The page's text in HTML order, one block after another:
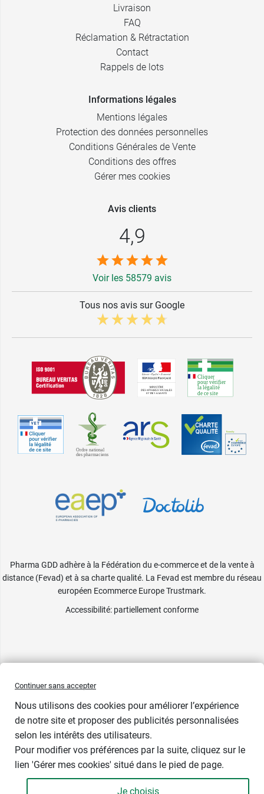
Couleur
Livraison
FAQ
Réclamation & Rétractation
Contact
Rappels de lots
Informations légales
Mentions légales
Protection des données personnelles
Conditions Générales de Vente
Conditions des offres
Gérer mes cookies
Avis clients
4,9
Voir les 58579 avis
Tous nos avis sur Google
Pharma GDD adhère à la Fédération du e-commerce et de la vente à
distance (Fevad) et à sa charte qualité. La Fevad est membre du réseau
européen Ecommerce Europe Trustmark.
Accessibilité: partiellement conforme
Continuer sans accepter
Nous utilisons des cookies pour améliorer l’expérience
de notre site et proposer des publicités personnalisées
selon les intérêts des utilisateurs.
Pour modifier vos préférences par la suite, cliquez sur le
lien 'Gérer mes cookies' situé dans le pied de page.
Je choisis